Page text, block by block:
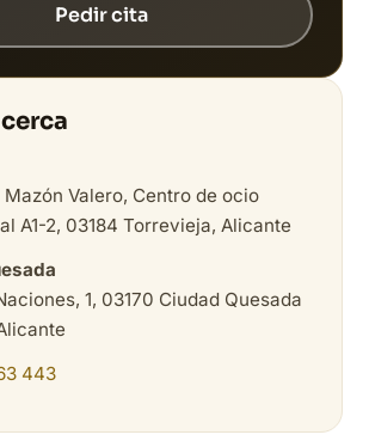
Pedir cita
Mazón Valero, Centro de ocio
A1-2, 03184 Torrevieja, Alicante
1, 03170 Ciudad Quesada
443